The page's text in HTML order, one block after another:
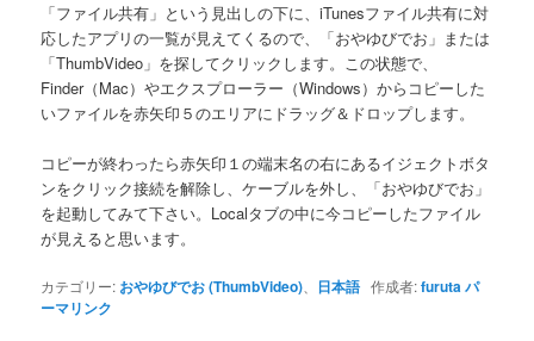
「ファイル共有」という見出しの下に、iTunesファイル共有に対
応したアプリの一覧が見えてくるので、「おやゆびでお」または
「ThumbVideo」を探してクリックします。この状態で、
Finder（Mac）やエクスプローラー（Windows）からコピーした
いファイルを赤矢印５のエリアにドラッグ＆ドロップします。
コピーが終わったら赤矢印１の端末名の右にあるイジェクトボタ
ンをクリック接続を解除し、ケーブルを外し、「おやゆびでお」
を起動してみて下さい。Localタブの中に今コピーしたファイル
が見えると思います。
カテゴリー: おやゆびでお (ThumbVideo) 日本語作成者:furutaパ
ーマリンク